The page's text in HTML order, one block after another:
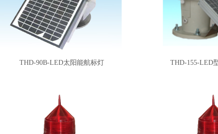
THD-90B-LED太阳能航标灯 THD-155-LED